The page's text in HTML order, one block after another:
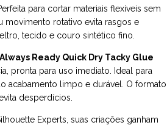
para cortar materiais flexíveis sem
movimento rotativo evita rasgos e
tecido e couro sintético fino.
Ready Quick Dry Tacky Glue
pronta para uso imediato. Ideal para
acabamento limpo e durável. O formato
desperdícios.
Experts, suas criações ganham